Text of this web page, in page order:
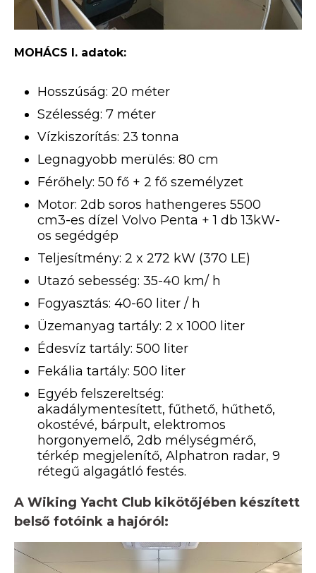
MOHÁCS I. adatok:
Hosszúság: 20 méter
Szélesség: 7 méter
Vízkiszorítás: 23 tonna
Legnagyobb merülés: 80 cm
Férőhely: 50 fő + 2 fő személyzet
Motor: 2db soros hathengeres 5500
cm3-es dízel Volvo Penta + 1 db 13kW-
os segédgép
Teljesítmény: 2 x 272 kW (370 LE)
Utazó sebesség: 35-40 km/ h
Fogyasztás: 40-60 liter / h
Üzemanyag tartály: 2 x 1000 liter
Édesvíz tartály: 500 liter
Fekália tartály: 500 liter
Egyéb felszereltség:
akadálymentesített, fűthető, hűthető,
okostévé, bárpult, elektromos
horgonyemelő, 2db mélységmérő,
térkép megjelenítő, Alphatron radar, 9
rétegű algagátló festés.
A Wiking Yacht Club kikötőjében készített
belső fotóink a hajóról: